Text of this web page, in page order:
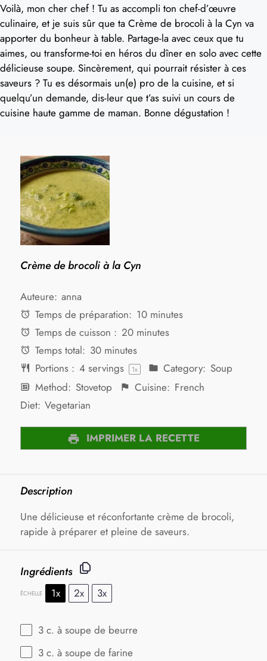
Voilà, mon cher chef ! Tu as accompli ton chef-d’œuvre
culinaire, et je suis sûr que ta Crème de brocoli à la Cyn va
apporter du bonheur à table. Partage-la avec ceux que tu
aimes, ou transforme-toi en héros du dîner en solo avec cette
délicieuse soupe. Sincèrement, qui pourrait résister à ces
saveurs ? Tu es désormais un(e) pro de la cuisine, et si
quelqu’un demande, dis-leur que t’as suivi un cours de
cuisine haute gamme de maman. Bonne dégustation !
Crème de brocoli à la Cyn
Auteure: anna
Temps de préparation: 10 minutes
Temps de cuisson : 20 minutes
Temps total: 30 minutes
Portions : 4servings 1x Category: Soup
Method: Stovetop Cuisine: French
Diet: Vegetarian
IMPRIMER LA RECETTE
Description
Une délicieuse et réconfortante crème de brocoli,
rapide à préparer et pleine de saveurs.
Ingrédients
ÉCHELLE 1x 2x 3x
3 c. à soupe de beurre
3 c. à soupe de farine